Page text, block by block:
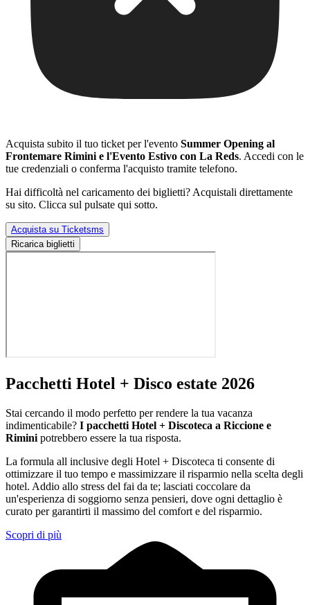
Acquista subito il tuo ticket per l'evento Summer Opening al
Frontemare Rimini e l'Evento Estivo con La Reds. Accedi con le
tue credenziali o conferma l'acquisto tramite telefono.
Hai difficoltà nel caricamento dei biglietti? Acquistali direttamente
su sito. Clicca sul pulsate qui sotto.
Acquista su Ticketsms
Ricarica biglietti
Pacchetti Hotel + Disco estate 2026
Stai cercando il modo perfetto per rendere la tua vacanza
indimenticabile? I pacchetti Hotel + Discoteca a Riccione e
Rimini potrebbero essere la tua risposta.
La formula all inclusive degli Hotel + Discoteca ti consente di
ottimizzare il tuo tempo e massimizzare il risparmio nella scelta degli
hotel. Addio allo stress del fai da te; lasciati coccolare da
un'esperienza di soggiorno senza pensieri, dove ogni dettaglio è
curato per garantirti il massimo del comfort e del risparmio.
Scopri di più